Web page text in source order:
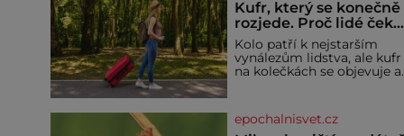
Kufr, který se konečně
rozjede. Proč lidé čekají
na kolečka téměř pět
tisíc let?
Kolo patří k nejstarším
vynálezům lidstva, ale kufr
na kolečkách se objevuje
v rukou, na zádech nebo je
nakládají na povozy. Stačí
epochalnisvet.cz